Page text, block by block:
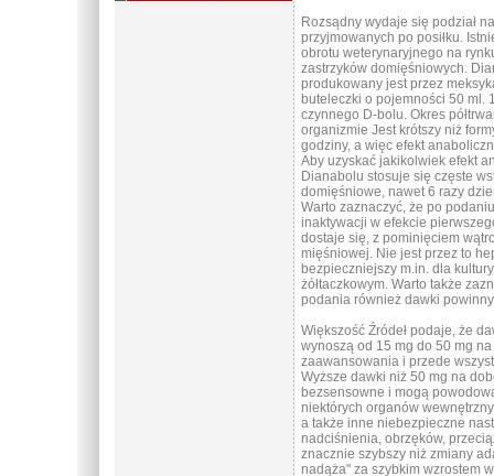
Rozsądny wydaje się podział
przyjmowanych po posiłku.
obrotu weterynaryjnego na
zastrzyków domięśniowych.
produkowany jest przez
buteleczki o pojemności 50 ml.
czynnego D-bolu. Okres
organizmie Jest krótszy niż
godziny, a więc efekt
Aby uzyskać jakikolwiek efekt
Dianabolu stosuje się częste
domięśniowe, nawet 6 razy
Warto zaznaczyć, że po
inaktywacji w efekcie
dostaje się, z pominięciem
mięśniowej. Nie jest przez to
bezpieczniejszy m.in. dla
żółtaczkowym. Warto także
podania również dawki
Większość Źródeł podaje, że
wynoszą od 15 mg do 50 mg
zaawansowania i przede
Wyższe dawki niż 50 mg na
bezsensowne i mogą
niektórych organów
a także inne niebezpieczne
nadciśnienia, obrzęków,
znacznie szybszy niż zmiany
nadąża" za szybkim wzrostem